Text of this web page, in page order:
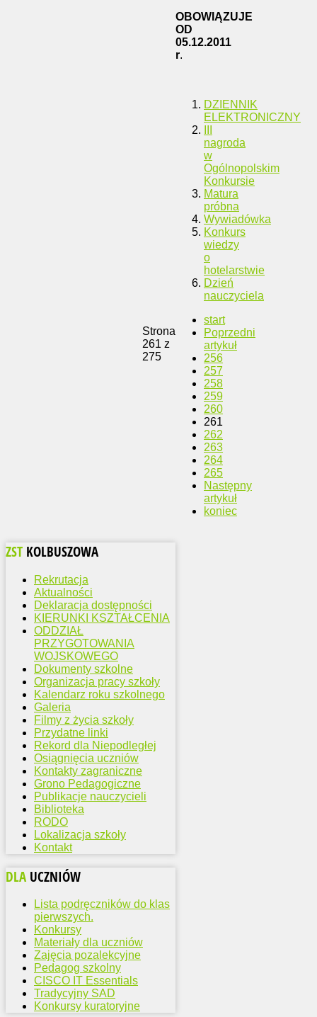
OBOWIĄZUJE
OD
05.12.2011
r.
DZIENNIK
ELEKTRONICZNY
nagroda
w
Ogólnopolskim
Konkursie
Matura
próbna
Wywiadówka
Konkurs
wiedzy
o
hotelarstwie
Dzień
nauczyciela
Strona
261 z
275
start
Poprzedni
artykuł
256
257
258
259
260
261
262
263
264
265
Następny
artykuł
koniec
ZST KOLBUSZOWA
Rekrutacja
Aktualności
Deklaracja dostępności
KIERUNKI KSZTAŁCENIA
ODDZIAŁ
PRZYGOTOWANIA
WOJSKOWEGO
Dokumenty szkolne
Organizacja pracy szkoły
Kalendarz roku szkolnego
Galeria
Filmy z życia szkoły
Przydatne linki
Rekord dla Niepodległej
Osiągnięcia uczniów
Kontakty zagraniczne
Grono Pedagogiczne
Publikacje nauczycieli
Biblioteka
RODO
Lokalizacja szkoły
Kontakt
DLA UCZNIÓW
Lista podręczników do klas
pierwszych.
Konkursy
Materiały dla uczniów
Zajęcia pozalekcyjne
Pedagog szkolny
CISCO IT Essentials
Tradycyjny SAD
Konkursy kuratoryjne